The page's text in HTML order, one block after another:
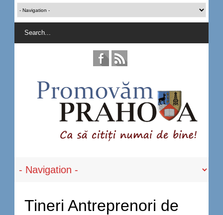
Tineri Antreprenori de